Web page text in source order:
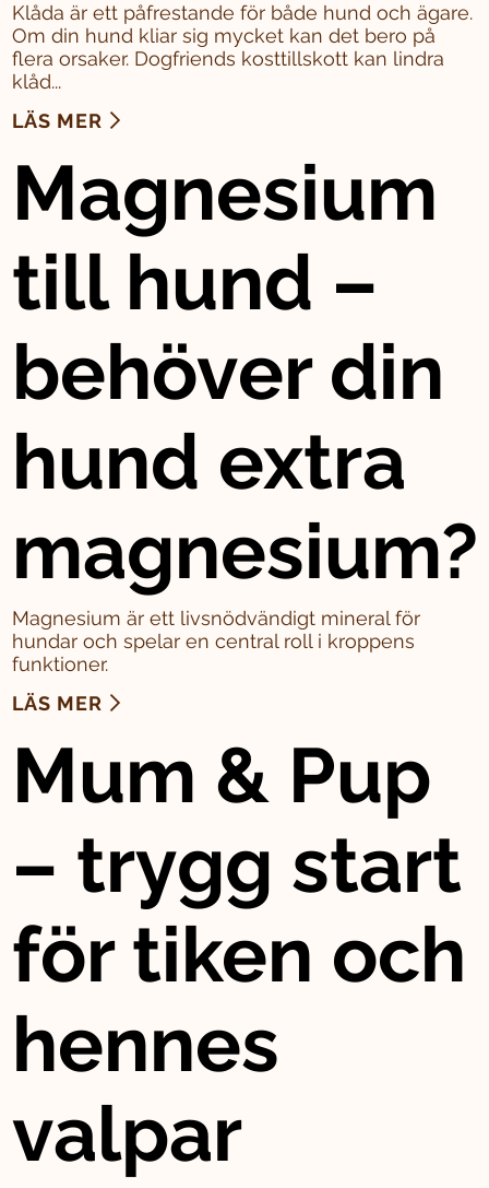
Klåda är ett påfrestande för både hund och ägare.
Om din hund kliar sig mycket kan det bero på
flera orsaker. Dogfriends kosttillskott kan lindra
klåd...
LÄS MER
Magnesium
till hund –
behöver din
hund extra
magnesium?
Magnesium är ett livsnödvändigt mineral för
hundar och spelar en central roll i kroppens
funktioner.
LÄS MER
Mum & Pup
– trygg start
för tiken och
hennes
valpar